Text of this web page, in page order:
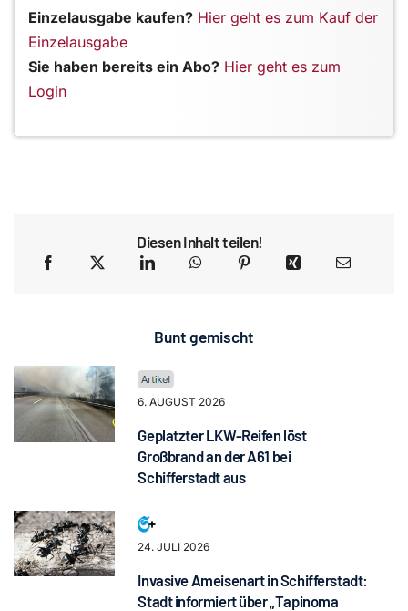
Einzelausgabe kaufen? Hier geht es zum Kauf der
Einzelausgabe
Sie haben bereits ein Abo? Hier geht es zum
Login
Diesen Inhalt teilen!
Bunt gemischt
6. AUGUST 2026
Geplatzter LKW-Reifen löst
Großbrand an der A61 bei
Schifferstadt aus
24. JULI 2026
Invasive Ameisenart in Schifferstadt:
Stadt informiert über „Tapinoma